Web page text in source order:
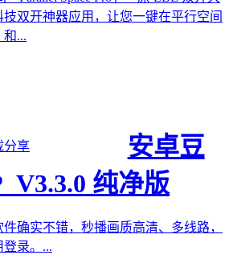
双开神器应用，让您一键在平行空间
和...
分享
安卓豆
纯净版
确实不错，秒播画质高清、多线路，
录。...